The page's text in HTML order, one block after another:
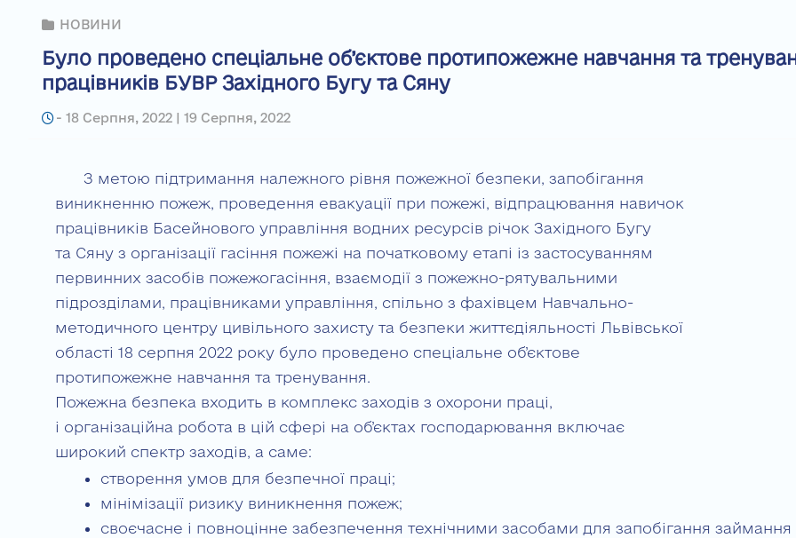
НОВИНИ
Було проведено спеціальне об’єктове протипожежне навчання та
працівників БУВР Західного Бугу та Сяну
- 18 Серпня, 2022 | 19 Серпня, 2022
З метою підтримання належного рівня пожежної безпеки, запобігання
виникненню пожеж, проведення евакуації при пожежі, відпрацювання навичок
працівників Басейнового управління водних ресурсів річок Західного Бугу
та Сяну з організації гасіння пожежі на початковому етапі із застосуванням
первинних засобів пожежогасіння, взаємодії з пожежно-рятувальними
підрозділами, працівниками управління, спільно з фахівцем Навчально-
методичного центру цивільного захисту та безпеки життєдіяльності Львівської
області 18 серпня 2022 року було проведено спеціальне об’єктове
протипожежне навчання та тренування.
Пожежна безпека входить в комплекс заходів з охорони праці,
і організаційна робота в цій сфері на об’єктах господарювання включає
широкий спектр заходів, а саме:
створення умов для безпечної праці;
мінімізації ризику виникнення пожеж;
своєчасне і повноцінне забезпечення технічними засобами для запобігання займання